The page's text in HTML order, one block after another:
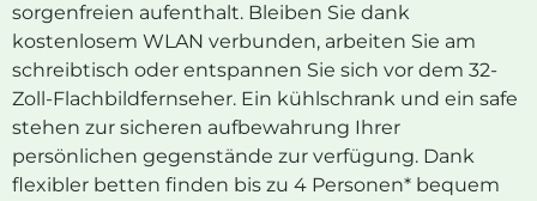
sorgenfreien aufenthalt. Bleiben Sie dank
kostenlosem WLAN verbunden, arbeiten Sie am
schreibtisch oder entspannen Sie sich vor dem 32-
Zoll-Flachbildfernseher. Ein kühlschrank und ein safe
stehen zur sicheren aufbewahrung Ihrer
persönlichen gegenstände zur verfügung. Dank
flexibler betten finden bis zu 4 Personen* bequem